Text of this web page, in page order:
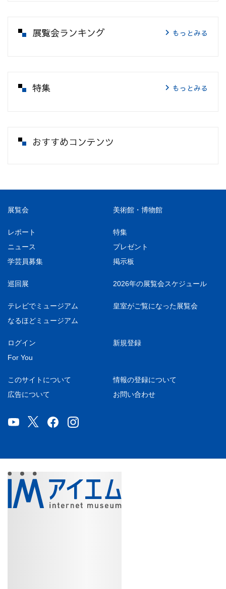
展覧会ランキング もっとみる
特集 もっとみる
おすすめコンテンツ
展覧会 美術館・博物館
レポート
特集
ニュース
プレゼント
学芸員募集
掲示板
巡回展 2026年の展覧会スケジュール
テレビでミュージアム
皇室がご覧になった展覧会
なるほどミュージアム
ログイン
新規登録
For You
このサイトについて
情報の登録について
広告について
お問い合わせ